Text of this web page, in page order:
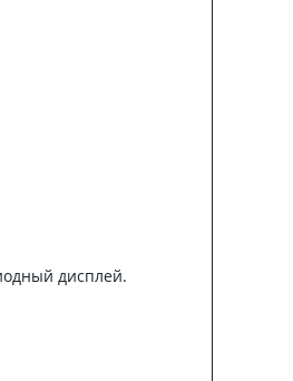
дисплей.